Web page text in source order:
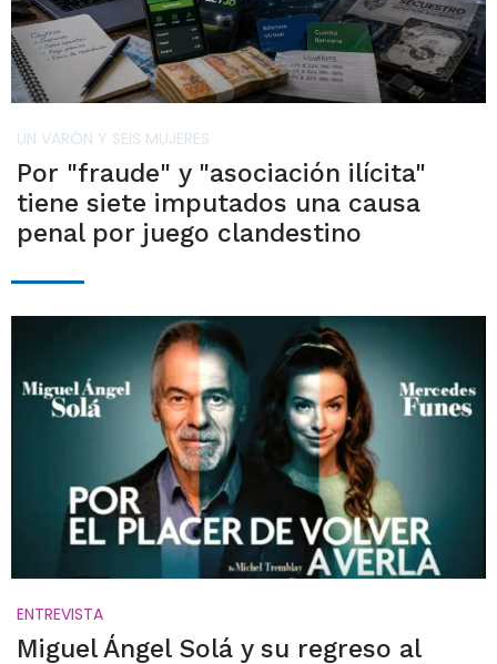
UN VARÓN Y SEIS MUJERES
Por "fraude" y "asociación ilícita"
tiene siete imputados una causa
penal por juego clandestino
ENTREVISTA
Miguel Ángel Solá y su regreso al